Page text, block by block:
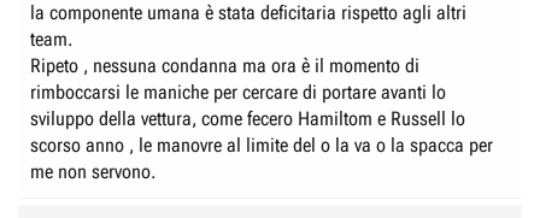
la componente umana è stata deficitaria rispetto agli altri
team.
Ripeto , nessuna condanna ma ora è il momento di
rimboccarsi le maniche per cercare di portare avanti lo
sviluppo della vettura, come fecero Hamiltom e Russell lo
scorso anno , le manovre al limite del o la va o la spacca per
me non servono.